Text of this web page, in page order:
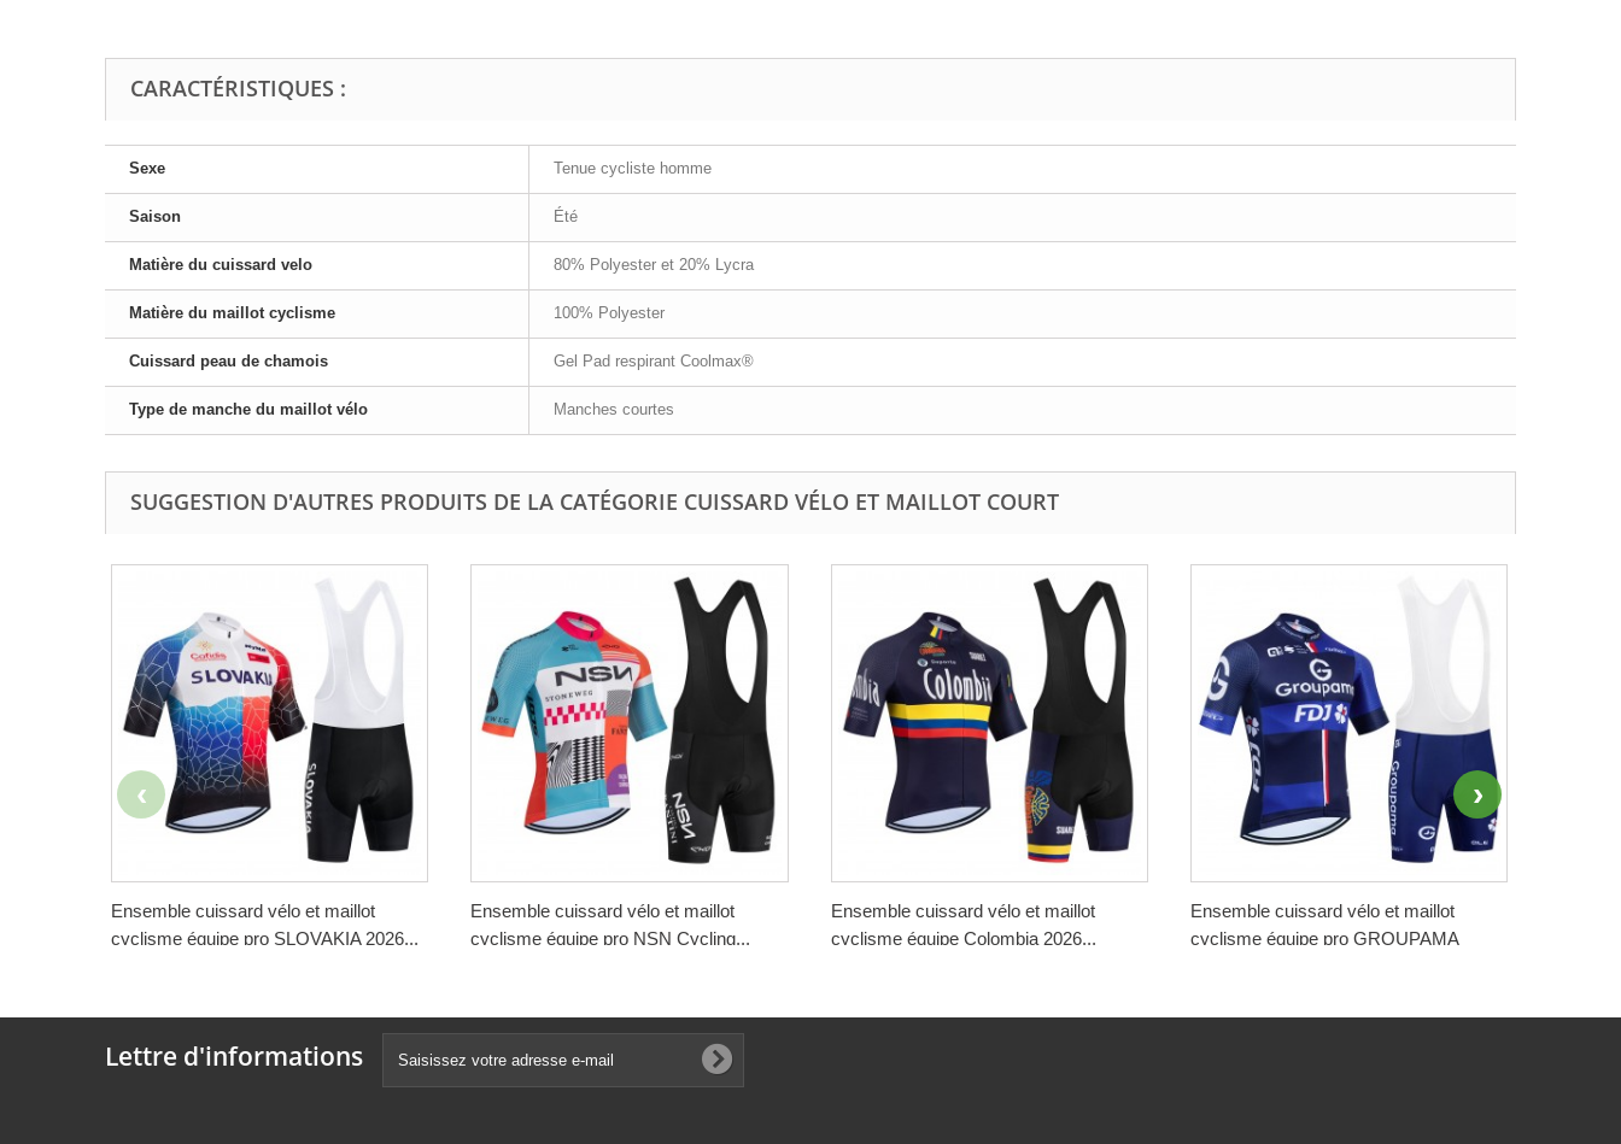
CARACTÉRISTIQUES :
Sexe Tenue cycliste homme
Saison Été
Matière du cuissard velo 80% Polyester et 20% Lycra
Matière du maillot cyclisme 100% Polyester
Cuissard peau de chamois Gel Pad respirant Coolmax®
Type de manche du maillot vélo Manches courtes
SUGGESTION D'AUTRES PRODUITS DE LA CATÉGORIE CUISSARD VÉLO ET MAILLOT COURT
Ensemble cuissard vélo et maillot
cyclisme équipe pro SLOVAKIA 2026...
Ensemble cuissard vélo et maillot
cyclisme équipe pro NSN Cycling...
Ensemble cuissard vélo et maillot
cyclisme équipe Colombia 2026...
Ensemble cuissard vélo et maillot
cyclisme équipe pro GROUPAMA
Lettre d'informations